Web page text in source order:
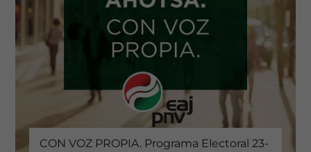
CON VOZ PROPIA. Programa Electoral 23-